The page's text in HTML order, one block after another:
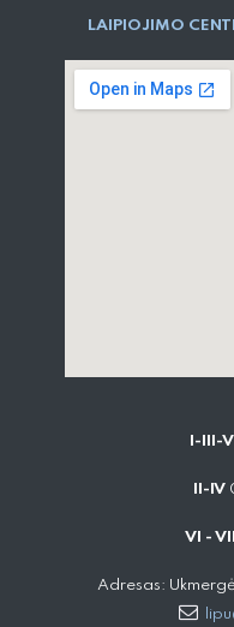
LAIPIOJIMO
I-III-V
II-IV
VI - VII
Adresas: